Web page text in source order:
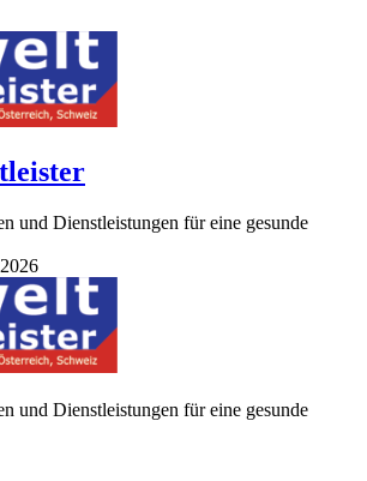
und Dienstleistungen für eine gesunde
und Dienstleistungen für eine gesunde